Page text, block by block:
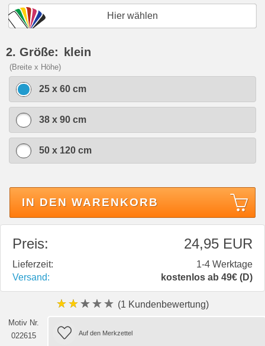
Hier wählen
2. Größe: klein
(Breite x Höhe)
25 x 60 cm
38 x 90 cm
50 x 120 cm
IN DEN WARENKORB
Preis: 24,95 EUR
Lieferzeit:
1-4 Werktage
Versand:
kostenlos ab 49€ (D)
★★★★★ (1 Kundenbewertung)
Motiv Nr.
022615